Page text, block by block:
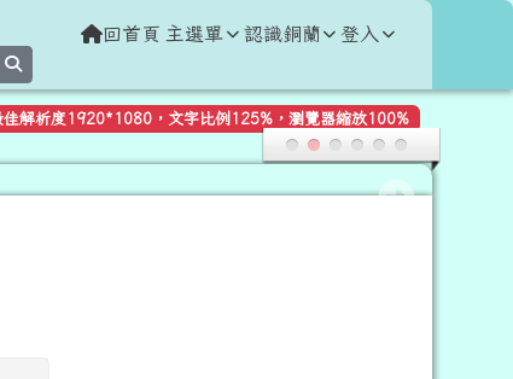
回首頁 主選單 認識銅蘭 登入
佳解析度1920*1080，文字比例125%，瀏覽器縮放100%